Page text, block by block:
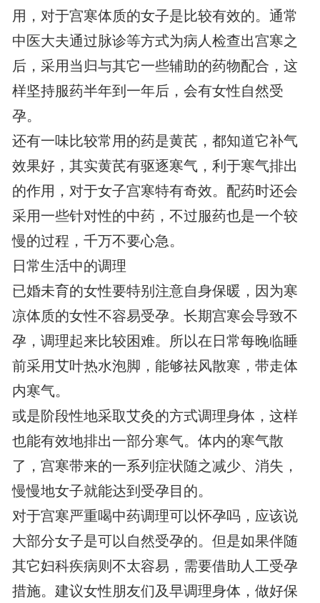
用，对于宫寒体质的女子是比较有效的。通常
中医大夫通过脉诊等方式为病人检查出宫寒之
后，采用当归与其它一些辅助的药物配合，这
样坚持服药半年到一年后，会有女性自然受
孕。
还有一味比较常用的药是黄芪，都知道它补气
效果好，其实黄芪有驱逐寒气，利于寒气排出
的作用，对于女子宫寒特有奇效。配药时还会
采用一些针对性的中药，不过服药也是一个较
慢的过程，千万不要心急。
日常生活中的调理
已婚未育的女性要特别注意自身保暖，因为寒
凉体质的女性不容易受孕。长期宫寒会导致不
孕，调理起来比较困难。所以在日常每晚临睡
前采用艾叶热水泡脚，能够祛风散寒，带走体
内寒气。
或是阶段性地采取艾灸的方式调理身体，这样
也能有效地排出一部分寒气。体内的寒气散
了，宫寒带来的一系列症状随之减少、消失，
慢慢地女子就能达到受孕目的。
对于宫寒严重喝中药调理可以怀孕吗，应该说
大部分女子是可以自然受孕的。但是如果伴随
其它妇科疾病则不太容易，需要借助人工受孕
措施。建议女性朋友们及早调理身体，做好保